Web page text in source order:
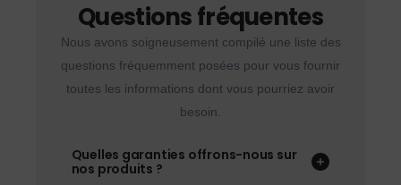
Questions fréquentes
Nous avons soigneusement compilé une liste des
questions fréquemment posées pour vous fournir
toutes les informations dont vous pourriez avoir
besoin.
Quelles garanties offrons-nous sur
nos produits ?